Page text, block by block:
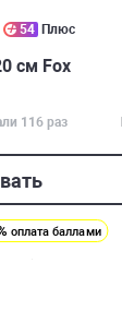
54 Плюс
см Fox
116 раз
оплата баллами